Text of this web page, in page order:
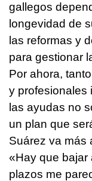
gallegos
longevidad de
las reformas y
para gestionar
Por ahora,
y profesionales
las ayudas no
un plan que
Suárez va más
«Hay que bajar
plazos me